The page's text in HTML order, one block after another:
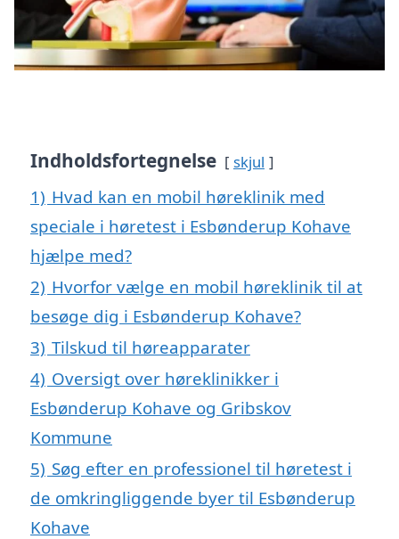
Indholdsfortegnelse skjul
1) Hvad kan en mobil høreklinik med
speciale i høretest i Esbønderup Kohave
hjælpe med?
2) Hvorfor vælge en mobil høreklinik til at
besøge dig i Esbønderup Kohave?
3) Tilskud til høreapparater
4) Oversigt over høreklinikker i
Esbønderup Kohave og Gribskov
Kommune
5) Søg efter en professionel til høretest i
de omkringliggende byer til Esbønderup
Kohave